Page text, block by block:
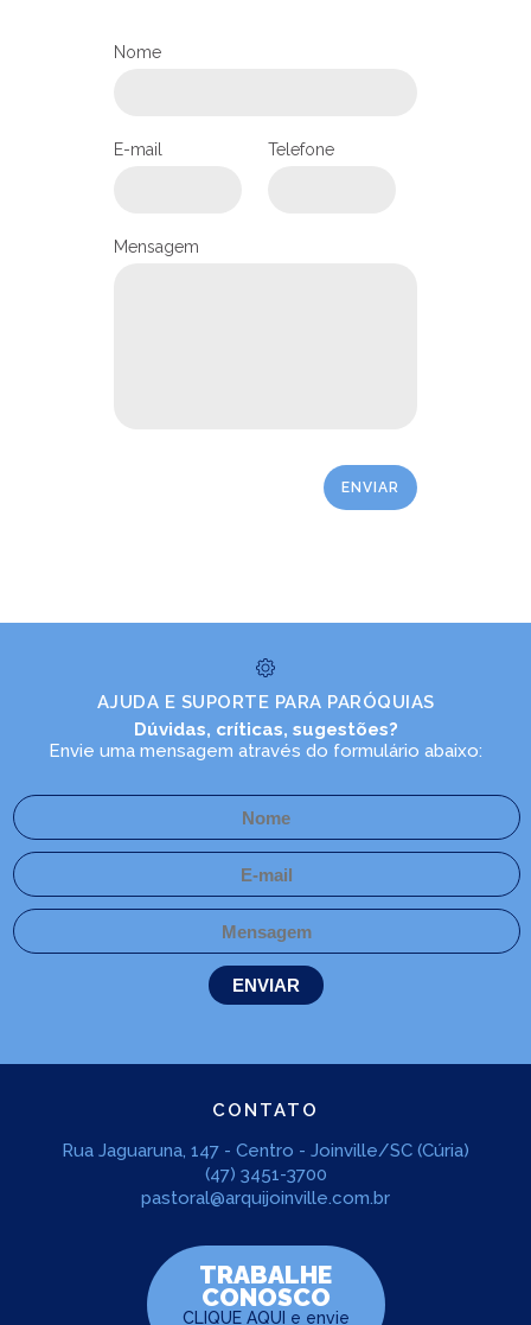
Encontrão dos Acólitos reúne
PASTORAIS E MOVIMENTOS
Comunidade Senhor Bom Jesus
celebra o envio 3 novos acólitos
e 1 coroinha
LEIA NO DIOCESE INFORMA
Encontro Estadual de Coroinhas
e Acólitos reúne 250
participantes em Massaranduba
20/10/2025 Ouça
Nome
E-mail Telefone
Mensagem
AJUDA E SUPORTE PARA PARÓQUIAS
Dúvidas, críticas, sugestões?
Envie uma mensagem através do formulário abaixo:
CONTATO
Rua Jaguaruna, 147 - Centro - Joinville/SC (Cúria)
(47) 3451-3700
pastoral@arquijoinville.com.br
TRABALHE
CONOSCO
CLIQUE AQUI e envie